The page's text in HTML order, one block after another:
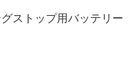
ストップ用バッテリー